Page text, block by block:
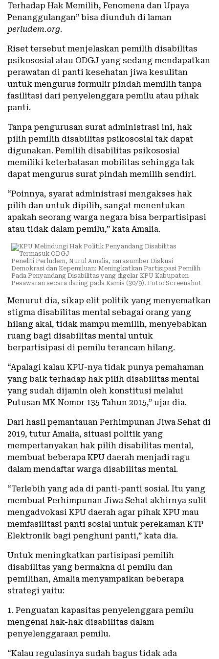
Terhadap Hak Memilih, Fenomena dan Upaya
Penanggulangan” bisa diunduh di laman
perludem.org.
Riset tersebut menjelaskan pemilih disabilitas
psikososial atau ODGJ yang sedang mendapatkan
perawatan di panti kesehatan jiwa kesulitan
untuk mengurus formulir pindah memilih tanpa
fasilitasi dari penyelenggara pemilu atau pihak
panti.
Tanpa pengurusan surat administrasi ini, hak
pilih pemilih disabilitas psikososial tak dapat
digunakan. Pemilih disabilitas psikososial
memiliki keterbatasan mobilitas sehingga tak
dapat mengurus surat pindah memilih sendiri.
“Poinnya, syarat administrasi mengakses hak
pilih dan untuk dipilih, sangat menentukan
apakah seorang warga negara bisa berpartisipasi
atau tidak dalam pemilu,” kata Amalia.
Peneliti Perludem, Nurul Amalia, narasumber Diskusi
Demokrasi dan Kepemiluan: Meningkatkan Partisipasi Pemilih
Pada Penyandang Disabilitas yang digelar KPU Kabupaten
Pesawaran secara daring pada Kamis (30/9). Foto: Screenshot
Menurut dia, sikap elit politik yang menyematkan
stigma disabilitas mental sebagai orang yang
hilang akal, tidak mampu memilih, menyebabkan
ruang bagi disabilitas mental untuk
berpartisipasi di pemilu terancam hilang.
“Apalagi kalau KPU-nya tidak punya pemahaman
yang baik terhadap hak pilih disabilitas mental
yang sudah dijamin oleh konstitusi melalui
Putusan MK Nomor 135 Tahun 2015,” ujar dia.
Dari hasil pemantauan Perhimpunan Jiwa Sehat di
2019, tutur Amalia, situasi politik yang
mempertanyakan hak pilih disabilitas mental,
membuat beberapa KPU daerah menjadi ragu
dalam mendaftar warga disabilitas mental.
“Terlebih yang ada di panti-panti sosial. Itu yang
membuat Perhimpunan Jiwa Sehat akhirnya sulit
mengadvokasi KPU daerah agar pihak KPU mau
memfasilitasi panti sosial untuk perekaman KTP
Elektronik bagi penghuni panti,” kata dia.
Untuk meningkatkan partisipasi pemilih
disabilitas yang bermakna di pemilu dan
pemilihan, Amalia menyampaikan beberapa
strategi yaitu:
1. Penguatan kapasitas penyelenggara pemilu
mengenai hak-hak disabilitas dalam
penyelenggaraan pemilu.
“Kalau regulasinya sudah bagus tidak ada